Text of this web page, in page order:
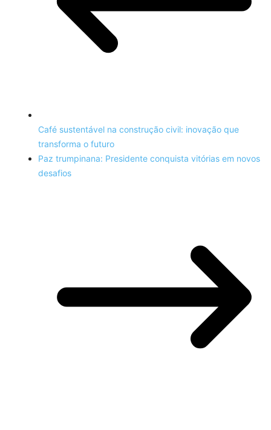
Café sustentável na construção civil: inovação que
transforma o futuro
Paz trumpinana: Presidente conquista vitórias em novos
desafios